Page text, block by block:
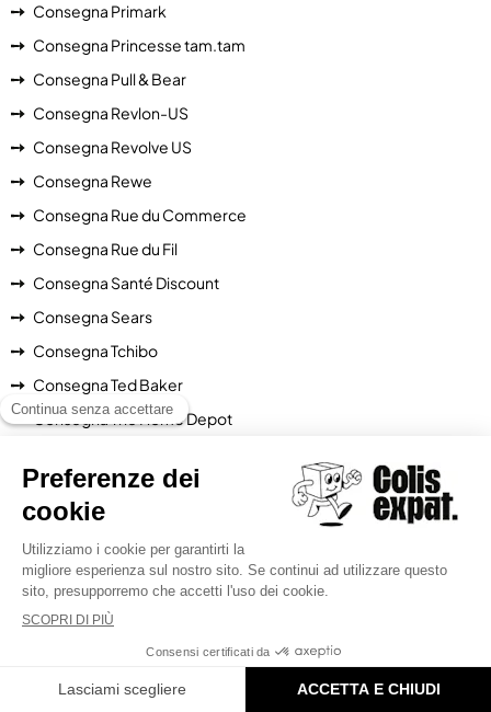
Consegna Primark
Consegna Princesse tam.tam
Consegna Pull & Bear
Consegna Revlon-US
Consegna Revolve US
Consegna Rewe
Consegna Rue du Commerce
Consegna Rue du Fil
Consegna Santé Discount
Consegna Sears
Consegna Tchibo
Consegna Ted Baker
Consegna The Home Depot
Consegna The Kooples
Consegna Too Faced
Consegna Total life changes
Consegna Toys 'R' Us
Consegna Ubaldi
Consegna Uniqlo